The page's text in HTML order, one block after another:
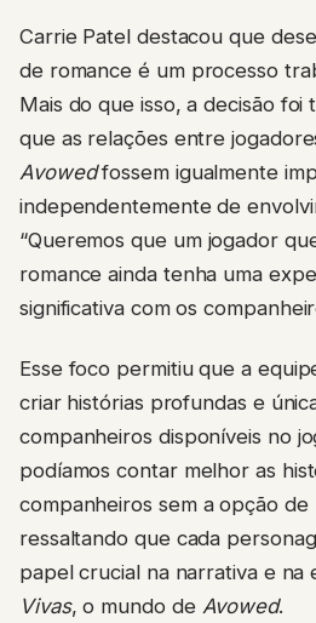
Carrie Patel destacou que
de romance é um processo
Mais do que isso, a decisão foi
que as relações entre
Avowedfossem igualmente
independentemente de
“Queremos que um jogador
romance ainda tenha uma
significativa com os
Esse foco permitiu que a
criar histórias profundas e
companheiros disponíveis no
podíamos contar melhor as
companheiros sem a opção de
ressaltando que cada
papel crucial na narrativa e na
Vivas, o mundo de Avowed.